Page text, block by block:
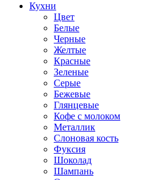
Кухни
Цвет
Белые
Черные
Желтые
Красные
Зеленые
Серые
Бежевые
Глянцевые
Кофе с молоком
Металлик
Слоновая кость
Фуксия
Шоколад
Шампань